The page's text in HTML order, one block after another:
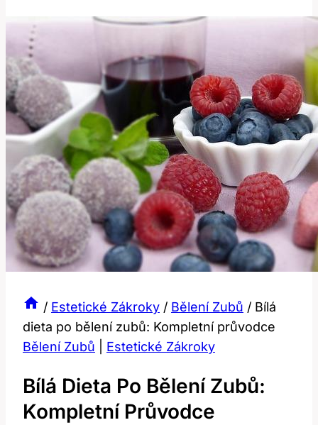
/ Estetické Zákroky / Bělení Zubů / Bílá
dieta po bělení zubů: Kompletní průvodce
Bělení Zubů
Estetické Zákroky
Bílá Dieta Po Bělení Zubů:
Kompletní Průvodce